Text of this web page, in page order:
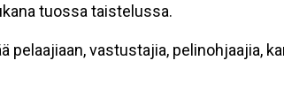
tuossa taistelussa.
pelaajiaan, vastustajia, pelinohjaajia,